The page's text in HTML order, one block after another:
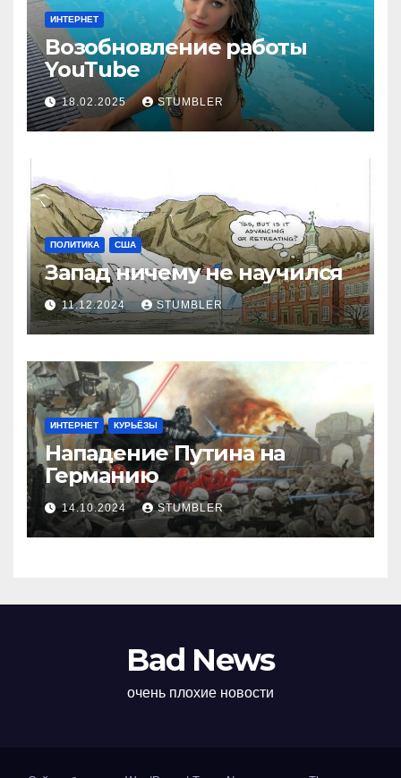
ИНТЕРНЕТ
Возобновление работы
YouТube
18.02.2025 STUMBLER
ПОЛИТИКА США
Запад ничему не научился
11.12.2024 STUMBLER
ИНТЕРНЕТ КУРЬЁЗЫ
Нападение Путина на
Германию
14.10.2024 STUMBLER
Bad News
очень плохие новости